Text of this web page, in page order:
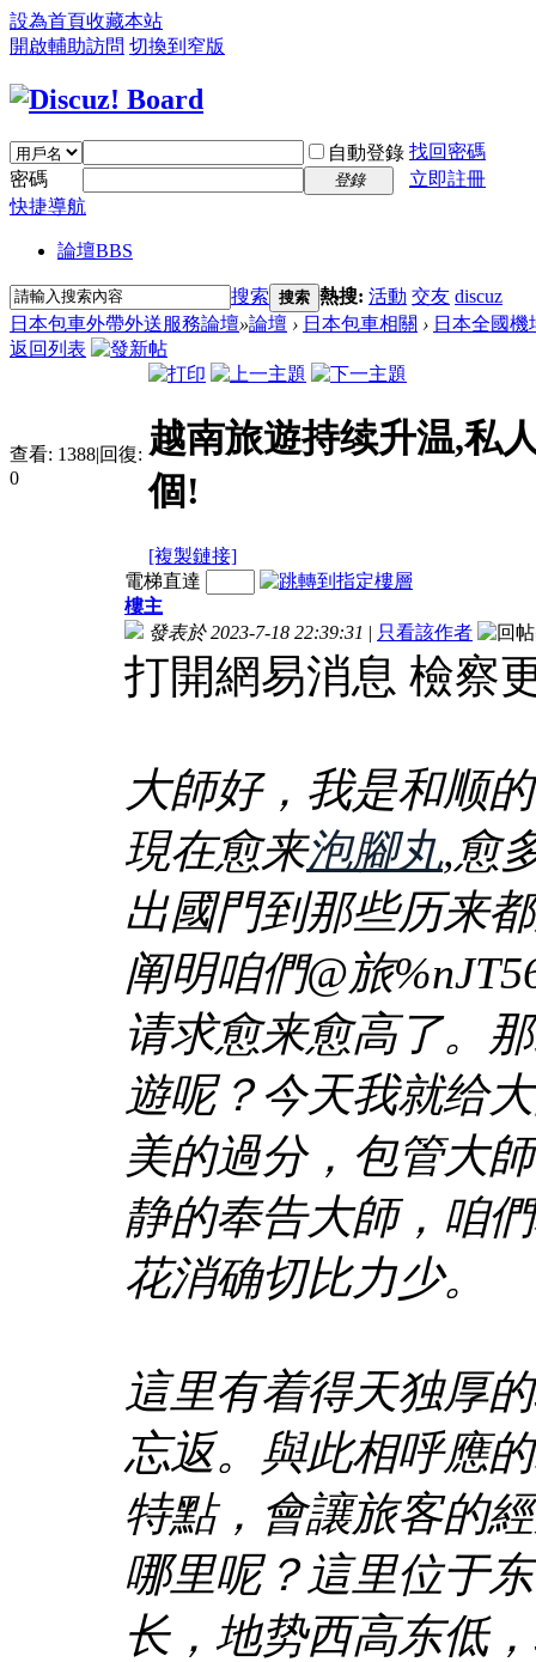
設為首頁收藏本站
開啟輔助訪問 切換到窄版
自動登錄 找回密碼
密碼
登錄
立即註冊
快捷導航
論壇BBS
搜索 搜索 熱搜: 活動 交友 discuz
日本包車外帶外送服務論壇»論壇 › 日本包車相關 › 日本全國機
返回列表
查看: 1388|回復:
0
越南旅遊持续升温,私
個!
[複製鏈接]
電梯直達
樓主
發表於 2023-7-18 22:39:31 | 只看該作者
打開網易消息 檢察
大師好，我是和顺
現在愈来泡腳丸,愈
出國門到那些历来
阐明咱們@旅
请求愈来愈高了。
遊呢？今天我就给
美的過分，包管大
静的奉告大師，咱
花消确切比力少。
這里有着得天独厚
忘返。與此相呼應
特點，會讓旅客的
哪里呢？這里位于
长，地势西高东低